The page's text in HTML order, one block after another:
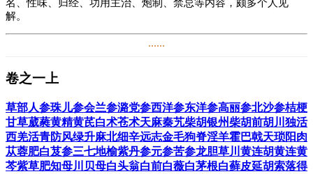
名、性味、归经、功用主治、炮制、禁忌等内容，颇多个人见
解。
史》。父徐养浩，精水利之学，曾聘修《吴中水利志》。徐大椿
不探究，尤嗜《易经》与黄老之学。年弱冠，补邑诸生。旋改习
武，精通技击及枪棍之法，可举三百斤巨石。
年近三十，因家人多病而致力医学，攻读《本草》《内经》《难
经》《伤寒》《千金》《外台》及历代名医之书，久之妙悟医
理，遂悬壶于世。其临证洞晓病源，用药精审，虽至重至危之
......
卷之一上
草部人参珠儿参会兰参潞党参西洋参东洋参高丽参北沙参桔梗
甘草葳蕤黄精黄芪白术苍术天麻秦艽柴胡银州柴胡前胡 川独活
西羌活青防风绿升麻北细辛远志金毛狗脊淫羊霍巴戟天琐阳肉
苁蓉肥白芨参三七地榆紫丹参元参苦参龙胆草川黄连胡黄连黄
芩紫草肥知母川贝母白头翁白前白薇白茅根白藓皮延胡索落得